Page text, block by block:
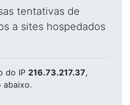
tentativas de
a sites hospedados
do IP 216.73.217.37,
abaixo.